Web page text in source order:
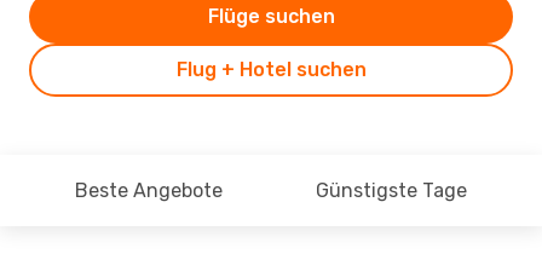
Flug + Hotel suchen
Flüge suchen
Beste Angebote Günstigste Tage